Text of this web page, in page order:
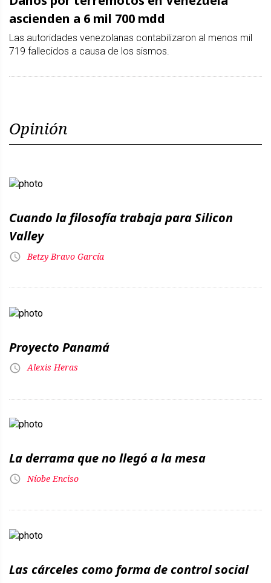
ascienden a 6 mil 700 mdd
Las autoridades venezolanas contabilizaron al menos mil
719 fallecidos a causa de los sismos.
Opinión
Cuando la filosofía trabaja para Silicon
Valley
Betzy Bravo García
Proyecto Panamá
Alexis Heras
La derrama que no llegó a la mesa
Níobe Enciso
Las cárceles como forma de control social